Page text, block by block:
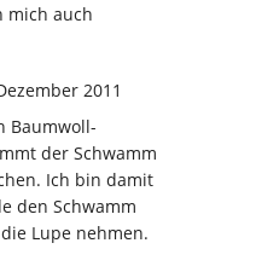
mich auch
2011
Baumwoll-
der Schwamm
Ich bin damit
den Schwamm
Lupe nehmen.